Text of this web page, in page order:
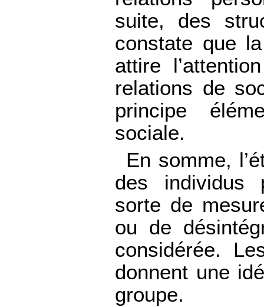
suite, des
constate que
attire
relations de
principe
sociale.
En somme,
des individus
sorte de
ou de
considérée.
donnent une
groupe.